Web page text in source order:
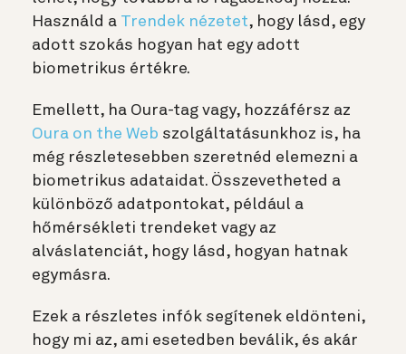
Használd a Trendek nézetet, hogy lásd, egy
adott szokás hogyan hat egy adott
biometrikus értékre.
Emellett, ha Oura-tag vagy, hozzáférsz az
Oura on the Web szolgáltatásunkhoz is, ha
még részletesebben szeretnéd elemezni a
biometrikus adataidat. Összevetheted a
különböző adatpontokat, például a
hőmérsékleti trendeket vagy az
alváslatenciát, hogy lásd, hogyan hatnak
egymásra.
Ezek a részletes infók segítenek eldönteni,
hogy mi az, ami esetedben beválik, és akár